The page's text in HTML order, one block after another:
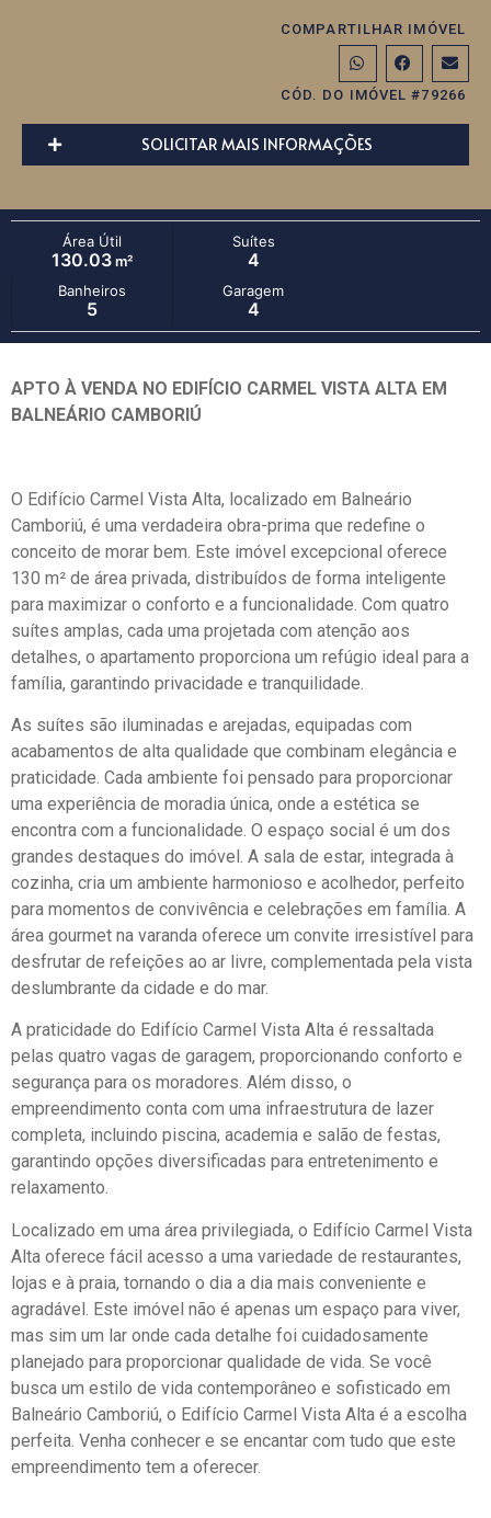
COMPARTILHAR IMÓVEL
CÓD. DO IMÓVEL #79266
SOLICITAR MAIS INFORMAÇÕES
Área Útil
130.03m²
Suítes
4
Banheiros
5
Garagem
4
APTO À VENDA NO EDIFÍCIO CARMEL VISTA ALTA EM
BALNEÁRIO CAMBORIÚ
O Edifício Carmel Vista Alta, localizado em Balneário
Camboriú, é uma verdadeira obra-prima que redefine o
conceito de morar bem. Este imóvel excepcional oferece
130 m² de área privada, distribuídos de forma inteligente
para maximizar o conforto e a funcionalidade. Com quatro
suítes amplas, cada uma projetada com atenção aos
detalhes, o apartamento proporciona um refúgio ideal para a
família, garantindo privacidade e tranquilidade.
As suítes são iluminadas e arejadas, equipadas com
acabamentos de alta qualidade que combinam elegância e
praticidade. Cada ambiente foi pensado para proporcionar
uma experiência de moradia única, onde a estética se
encontra com a funcionalidade. O espaço social é um dos
grandes destaques do imóvel. A sala de estar, integrada à
cozinha, cria um ambiente harmonioso e acolhedor, perfeito
para momentos de convivência e celebrações em família. A
área gourmet na varanda oferece um convite irresistível para
desfrutar de refeições ao ar livre, complementada pela vista
deslumbrante da cidade e do mar.
A praticidade do Edifício Carmel Vista Alta é ressaltada
pelas quatro vagas de garagem, proporcionando conforto e
segurança para os moradores. Além disso, o
empreendimento conta com uma infraestrutura de lazer
completa, incluindo piscina, academia e salão de festas,
garantindo opções diversificadas para entretenimento e
relaxamento.
Localizado em uma área privilegiada, o Edifício Carmel Vista
Alta oferece fácil acesso a uma variedade de restaurantes,
lojas e à praia, tornando o dia a dia mais conveniente e
agradável. Este imóvel não é apenas um espaço para viver,
mas sim um lar onde cada detalhe foi cuidadosamente
planejado para proporcionar qualidade de vida. Se você
busca um estilo de vida contemporâneo e sofisticado em
Balneário Camboriú, o Edifício Carmel Vista Alta é a escolha
perfeita. Venha conhecer e se encantar com tudo que este
empreendimento tem a oferecer.